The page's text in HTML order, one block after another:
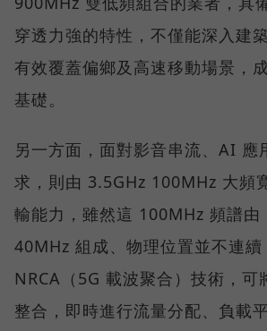
穿透力強的特性，不僅能深入建
有效覆蓋偏鄉及高速移動場景，
基礎。
另一方面，面對影音串流、AI 應
求，則由 3.5GHz 100MHz 大頻
輸能力，雖然這 100MHz 頻譜由
40MHz 組成、物理位置並不連續
NRCA（5G 載波聚合）技術，可
整合，即時進行流量分配、負載